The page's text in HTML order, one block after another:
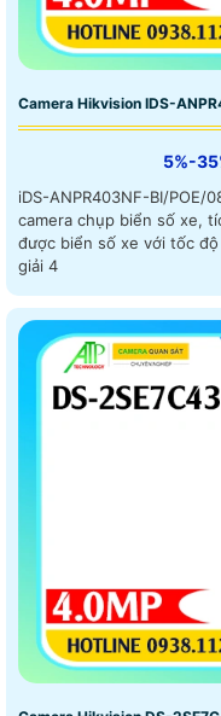
Camera Hikvision IDS-
5%-
iDS-ANPR403NF-BI/POE/
camera chụp biển số xe,
được biển số xe với tốc
giải 4